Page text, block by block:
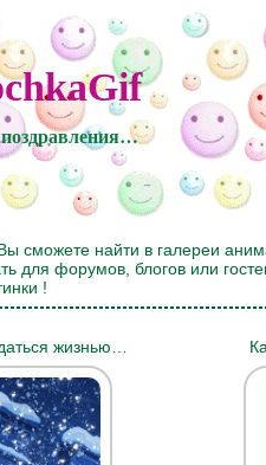
сможете найти в галереи
для форумов, блогов или
!
жизнью…